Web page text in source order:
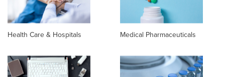
Health Care & Hospitals Medical Pharmaceuticals